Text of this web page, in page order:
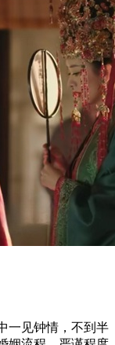
见钟情，不到半